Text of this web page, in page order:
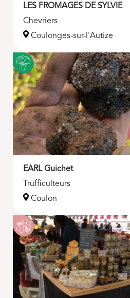
LES FROMAGES DE SYLVIE
Chevriers
Coulonges-sur-l'Autize
EARL Guichet
Trufficulteurs
Coulon